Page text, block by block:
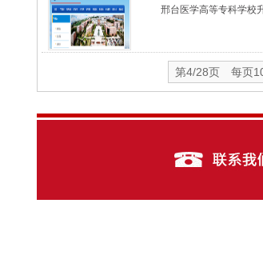
邢台医学高等专科学校
第4/28页 每页